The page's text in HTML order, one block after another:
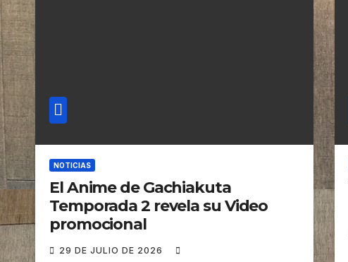
NOTICIAS
El Anime de Gachiakuta
Temporada 2 revela su Video
promocional
29 DE JULIO DE 2026